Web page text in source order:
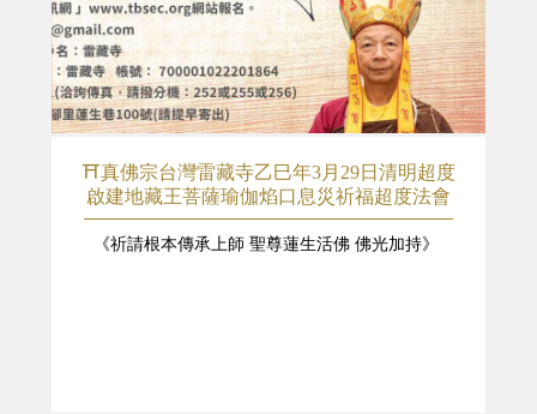
⛩️真佛宗台灣雷藏寺乙巳年3月29日清明超度
啟建地藏王菩薩瑜伽焰口息災祈福超度法會
《祈請根本傳承上師 聖尊蓮生活佛 佛光加持》